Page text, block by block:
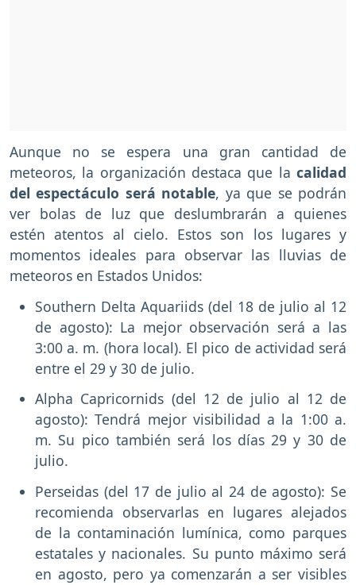
Aunque no se espera una gran cantidad de
meteoros, la organización destaca que la calidad
del espectáculo será notable, ya que se podrán
ver bolas de luz que deslumbrarán a quienes
estén atentos al cielo. Estos son los lugares y
momentos ideales para observar las lluvias de
meteoros en Estados Unidos:
Southern Delta Aquariids (del 18 de julio al 12
de agosto): La mejor observación será a las
3:00 a. m. (hora local). El pico de actividad será
entre el 29 y 30 de julio.
Alpha Capricornids (del 12 de julio al 12 de
agosto): Tendrá mejor visibilidad a la 1:00 a.
m. Su pico también será los días 29 y 30 de
julio.
Perseidas (del 17 de julio al 24 de agosto): Se
recomienda observarlas en lugares alejados
de la contaminación lumínica, como parques
estatales y nacionales. Su punto máximo será
en agosto, pero ya comenzarán a ser visibles